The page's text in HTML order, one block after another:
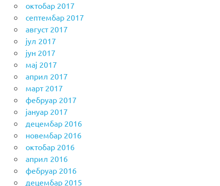
октобар 2017
септембар 2017
август 2017
јул 2017
јун 2017
мај 2017
април 2017
март 2017
фебруар 2017
јануар 2017
децембар 2016
новембар 2016
октобар 2016
април 2016
фебруар 2016
децембар 2015